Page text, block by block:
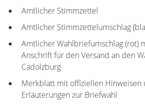
Amtlicher Stimmzettel
Amtlicher Stimmzettelumschlag
Amtlicher Wahlbriefumschlag (rot)
Anschrift für den Versand an den
Cadolzburg
Merkblatt mit offiziellen
Erläuterungen zur Briefwahl